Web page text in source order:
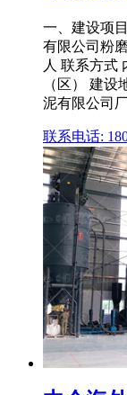
一、建设项
有限公司粉
人 联系方式
（区） 建
泥有限公司
联系电话: